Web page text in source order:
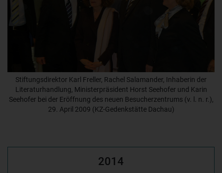
Stiftungsdirektor Karl Freller, Rachel Salamander, Inhaberin der
Literaturhandlung, Ministerpräsident Horst Seehofer und Karin
Seehofer bei der Eröffnung des neuen Besucherzentrums (v. l. n. r.),
29. April 2009 (KZ-Gedenkstätte Dachau)
2014